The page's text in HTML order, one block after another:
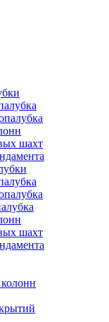
шахт
шахт